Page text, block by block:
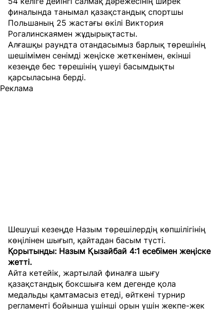
финалында танымал қазақстандық спортшы
Польшаның 25 жастағы өкілі Виктория
Рогалинскаямен жұдырықтасты.
Алғашқы раундта отандасымыз барлық төрешінің
шешімімен сенімді жеңіске жеткенімен, екінші
кезеңде бес төрешінің үшеуі басымдықты
қарсыласына берді.
Реклама
Шешуші кезеңде Назым төрешілердің көпшілігінің
көңілінен шығып, қайтадан басым түсті.
Қорытынды: Назым Қызайбай 4:1 есебімен жеңіске
жетті.
Айта кетейік, жартылай финалға шығу
қазақстандық боксшыға кем дегенде қола
медальды қамтамасыз етеді, өйткені турнир
регламенті бойынша үшінші орын үшін жекпе-жек